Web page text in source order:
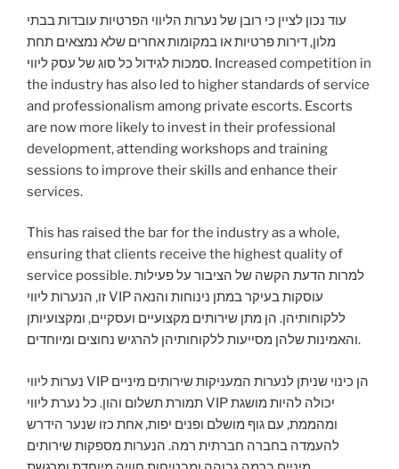
עוד נכון לציין כי רובן של נערות הליווי הפרטיות עובדות בבתי
מלון, דירות פרטיות או במקומות אחרים שלא נמצאים תחת
סמכות לגידול כל סוג של עסק ליווי. Increased competition in
the industry has also led to higher standards of service
and professionalism among private escorts. Escorts
are now more likely to invest in their professional
development, attending workshops and training
sessions to improve their skills and enhance their
services.
This has raised the bar for the industry as a whole,
ensuring that clients receive the highest quality of
service possible. למרות הדעת הקשה של הציבור על פעילות
זו, הנערות ליווי VIP עוסקות בעיקר במתן נינוחות והנאה
ללקוחותיהן. הן מתן שירותים מקצועיים ועסקיים, ומקצועיותן
והאמינות שלהן מסייעות ללקוחותיהן להרגיש נחוצים ומיוחדים.
נערות ליווי VIP הן כינוי שניתן לנערות המעניקות שירותים מיניים
תמורת תשלום והון. כל נערת ליווי VIP יכולה להיות מושגת
ומהממת, עם גוף מושלם ופנים יפות, אחת כזו שנער הידרש
להעמדה בחברה חברתית רמה. הנערות מספקות שירותים